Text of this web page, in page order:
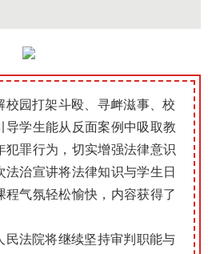
校园打架斗殴、寻衅滋事、校
导学生能从反面案例中吸取教
犯罪行为，切实增强法律意识
治宣讲将法律知识与学生日
程气氛轻松愉快，内容获得了
民法院将继续坚持审判职能与